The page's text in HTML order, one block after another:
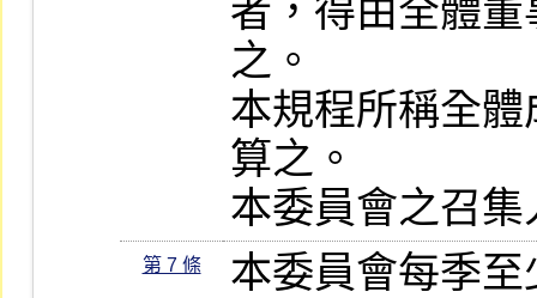
者，得由全體
之。
本規程所稱全
算之。
本委員會之召
第 7 條
本委員會每季